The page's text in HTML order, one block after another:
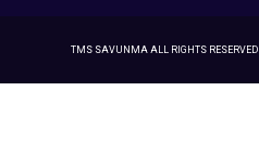
TMS SAVUNMA ALL RIGHTS RESERVED